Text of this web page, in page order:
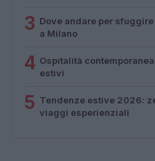
3 Dove andare per
a Milano
4 Ospitalità
estivi
5 Tendenze estive 2026:
viaggi esperienziali